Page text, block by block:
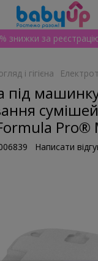
знижки за
і гігієна
під
Pro®
Написати